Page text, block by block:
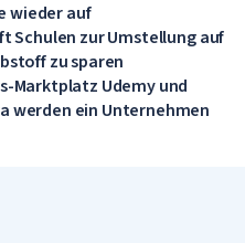
wieder auf
Schulen zur Umstellung auf
zu sparen
Marktplatz Udemy und
werden ein Unternehmen